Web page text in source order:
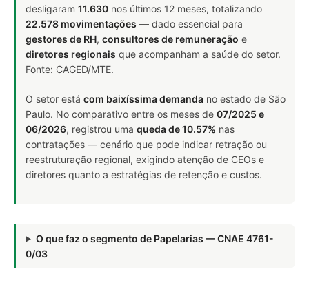
desligaram 11.630 nos últimos 12 meses, totalizando
22.578 movimentações — dado essencial para
gestores de RH, consultores de remuneração e
diretores regionais que acompanham a saúde do setor.
Fonte: CAGED/MTE.
O setor está com baixíssima demanda no estado de São
Paulo. No comparativo entre os meses de 07/2025 e
06/2026, registrou uma queda de 10.57% nas
contratações — cenário que pode indicar retração ou
reestruturação regional, exigindo atenção de CEOs e
diretores quanto a estratégias de retenção e custos.
O que faz o segmento de Papelarias — CNAE 4761-
0/03